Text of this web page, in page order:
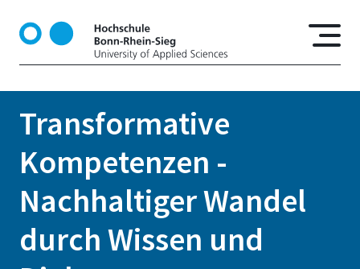
k
Transformative
Kompetenzen -
Nachhaltiger Wandel
durch Wissen und